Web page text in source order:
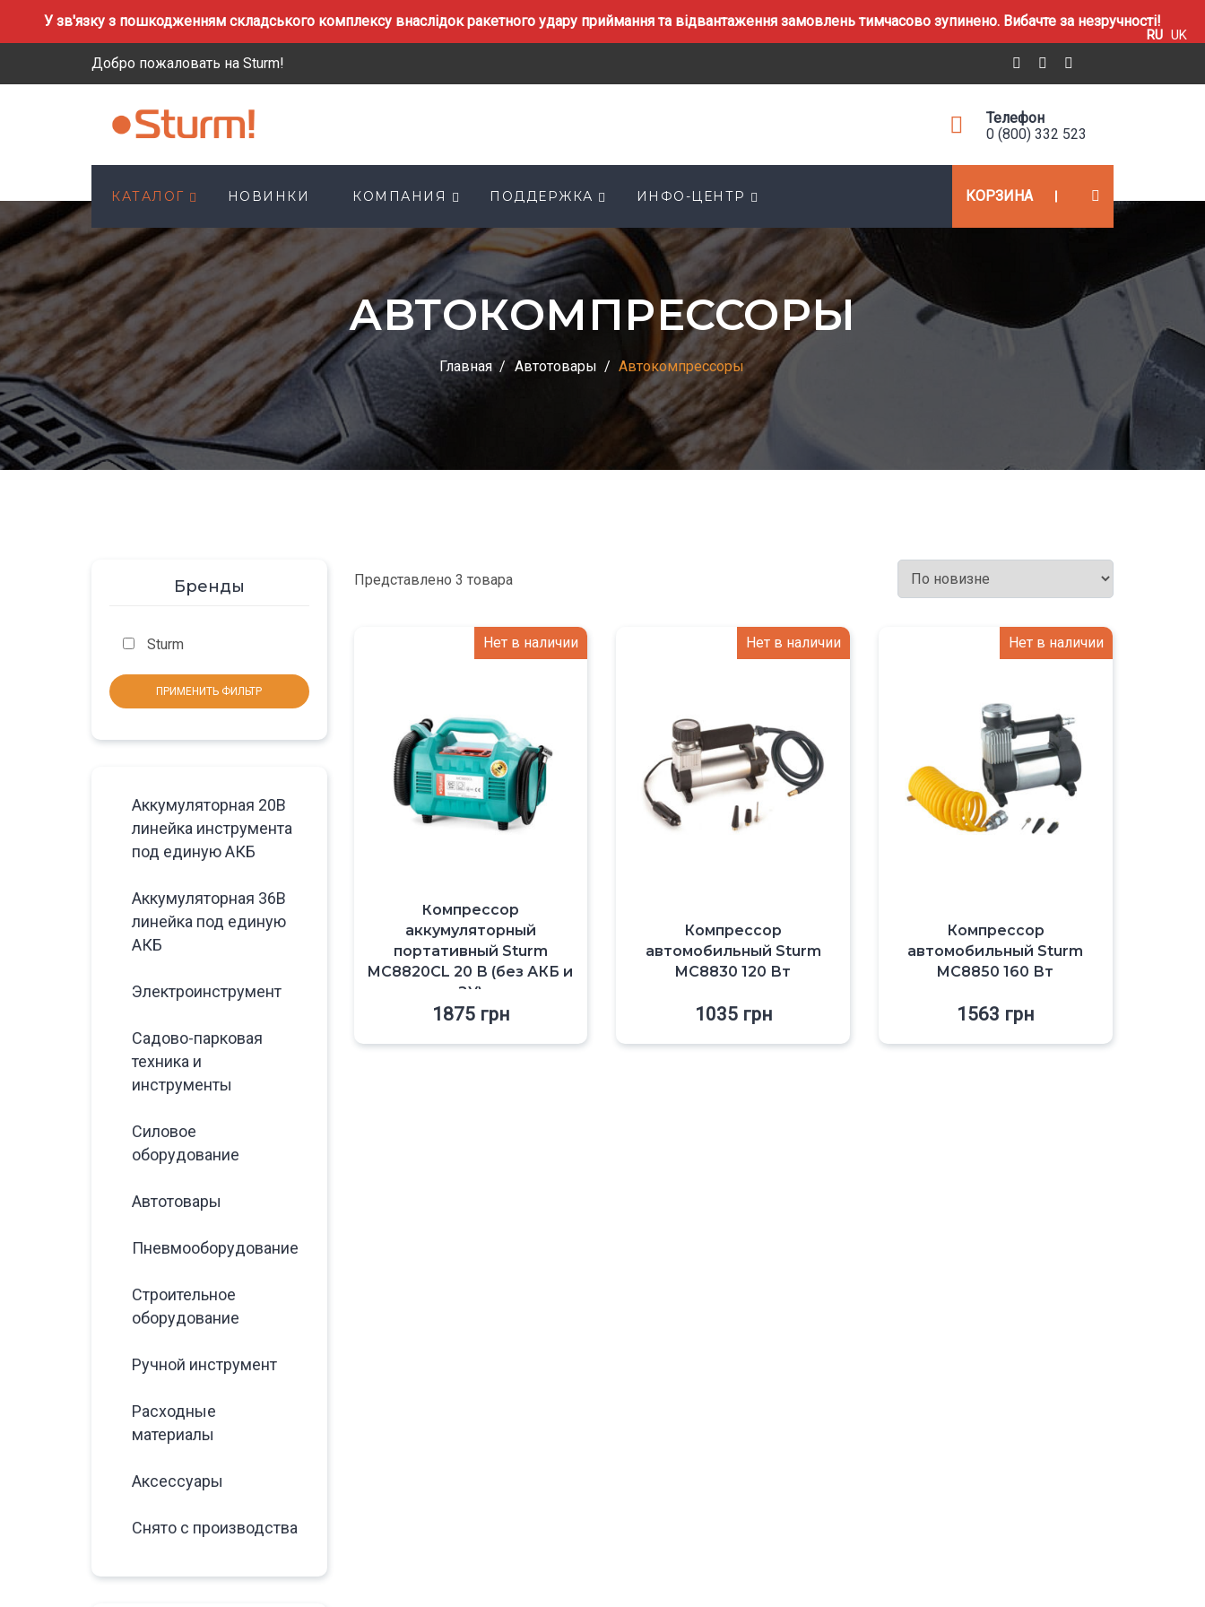
У зв'язку з пошкодженням складського комплексу внаслідок ракетного удару приймання та відвантаження замовлень тимчасово зупинено. Вибачте за незручності!
Добро пожаловать на Sturm!
Телефон
0 (800) 332 523
КАТАЛОГ НОВИНКИ КОМПАНИЯ ПОДДЕРЖКА ИНФО-ЦЕНТР КОРЗИНА
АВТОКОМПРЕССОРЫ
Главная Автотовары Автокомпрессоры
Бренды
Sturm
ПРИМЕНИТЬ ФИЛЬТР
Аккумуляторная 20В
линейка инструмента
под единую АКБ
Аккумуляторная 36В
линейка под единую
АКБ
Электроинструмент
Садово-парковая
техника и
инструменты
Силовое
оборудование
Автотовары
Пневмооборудование
Строительное
оборудование
Ручной инструмент
Расходные
материалы
Аксессуары
Снято с производства
Представлено 3 товара
Нет в наличии
Компрессор
аккумуляторный
портативный Sturm
MC8820CL 20 В (без АКБ и
ЗУ)
1875 грн
Нет в наличии
Компрессор
автомобильный Sturm
MC8830 120 Вт
1035 грн
Нет в наличии
Компрессор
автомобильный Sturm
MC8850 160 Вт
1563 грн
RU UK